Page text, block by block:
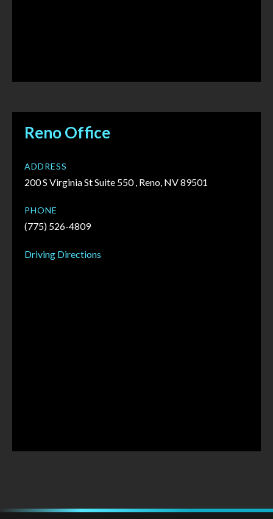
Reno Office
ADDRESS
200 S Virginia St Suite 550 , Reno, NV 89501
PHONE
(775) 526-4809
Driving Directions